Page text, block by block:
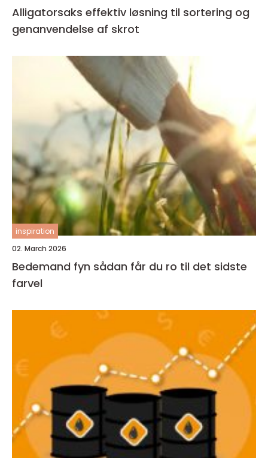
Alligatorsaks effektiv løsning til sortering og
genanvendelse af skrot
inspiration
02. March 2026
Bedemand fyn sådan får du ro til det sidste
farvel